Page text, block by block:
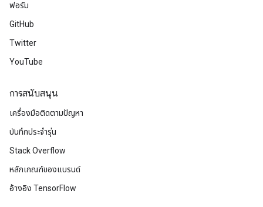
ฟอรัม
GitHub
Twitter
YouTube
การสนับสนุน
เครื่องมือติดตามปัญหา
บันทึกประจำรุ่น
Stack Overflow
หลักเกณฑ์ของแบรนด์
อ้างอิง TensorFlow